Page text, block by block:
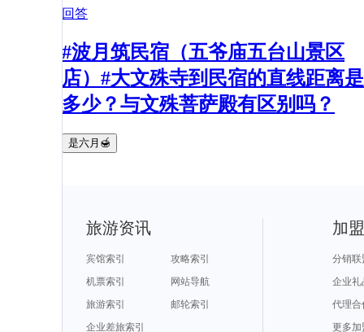
回答
#波月筑民宿（五爷庙五台山景区
店）#大文殊寺到民宿的直线距离是
多少？与文殊菩萨殿有区别吗？
是六月🍯
旅游资讯
宾馆索引
攻略索引
机票索引
网站导航
旅游索引
邮轮索引
企业差旅索引
加
分销联
企业礼
代理合
更多加